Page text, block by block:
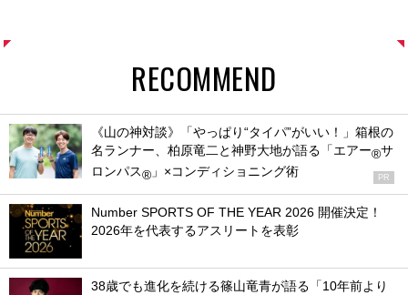
RECOMMEND
《山の神対談》「やっぱり“タイパ”がいい！」箱根の
名ランナー、柏原竜二と神野大地が語る「エアー®サ
ロンパス® 」×コンディショニング術 PR
Number SPORTS OF THE YEAR 2026 開催決定！
2026年を代表するアスリートを表彰
38歳でも進化を続ける篠山竜青が語る「10年前より